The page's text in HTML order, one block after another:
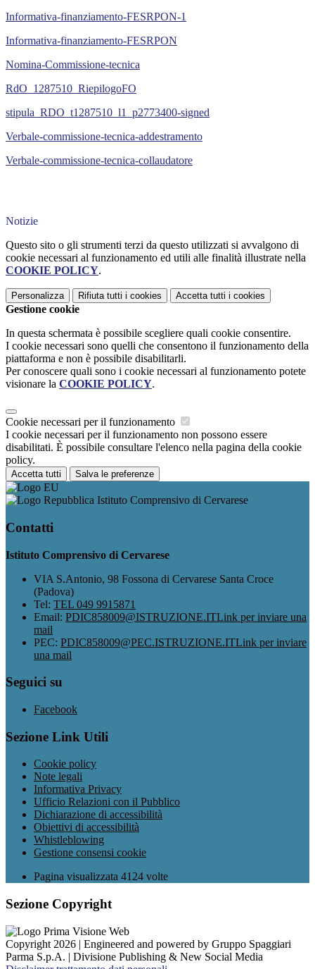
Informativa-finanziamento-FESRPON-1
Informativa-finanziamento-FESRPON
Nomina-Commissione-tecnica
RdO_1287510_RiepilogoFO
stipula_RDO_t1287510_l1_p2773400-signed
Verbale-commissione-tecnica-addestramento
Verbale-commissione-tecnica-collaudatore
Notizie
Questo sito o gli strumenti terzi da questo utilizzati si avvalgono di
cookie necessari al funzionamento ed utili alle finalità illustrate nella
COOKIE POLICY.
Personalizza Rifiuta tutti i cookies Accetta tutti i cookies
Gestione cookie
In questa schermata è possibile scegliere quali cookie consentire.
I cookie necessari sono quelli che consentono il funzionamento della
piattaforma e non è possibile disabilitarli.
Per conoscere quali sono i cookie necessari al funzionamento potete
visionare la COOKIE POLICY.
Cookie necessari per il funzionamento
I cookie necessari per il funzionamento non possono essere
disabilitati. È possibile consultare l'elenco nella pagina della cookie
policy.
Accetta tutti Salva le preferenze
Istituto Comprensivo di Cervarese
Contatti
Istituto Comprensivo di Cervarese
VIA S.Antonio, 98 Fossona di Cervarese Santa Croce
(Padova)
Tel: TEL 049 9915871
Email: PDIC858009@ISTRUZIONE.ITLink per inviare una
mail
PEC: PDIC858009@PEC.ISTRUZIONE.ITLink per inviare
una mail
Seguici su
Facebook
Sezione Link Utili
Cookie policy
Note legali
Informativa Privacy
Ufficio Relazioni con il Pubblico
Dichiarazione di accessibilità
Obiettivi di accessibilità
Whistleblowing
Gestione consensi cookie
Pagina visualizzata 4124 volte
Sezione Copyright
Copyright 2026 | Engineered and powered by Gruppo Spaggiari
Parma S.p.A. | Divisione Publishing & New Social Media